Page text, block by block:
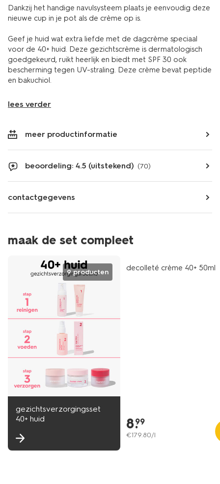
Dankzij het handige navulsysteem plaats je eenvoudig deze
nieuwe cup in je pot als de crème op is.
Geef je huid wat extra liefde met de dagcrème speciaal
voor de 40+ huid. Deze gezichtscrème is dermatologisch
goedgekeurd, ruikt heerlijk en biedt met SPF 30 ook
bescherming tegen UV-straling. Deze crème bevat peptide
en bakuchiol.
lees verder
meer productinformatie
beoordeling: 4.5 (uitstekend) (70)
contactgegevens
maak de set compleet
9 producten
gezichtsverzorgingsset
40+ huid
vegan
decolleté crème 40+ 50ml
8.
99
€179.80/l